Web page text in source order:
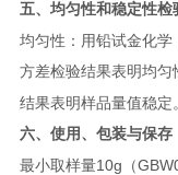
五、均匀性和稳定性检
均匀性：用铅试金化
方差检验结果表明均匀
结果表明样品量值稳定
六、使用、包装与保存
最小取样量10g （